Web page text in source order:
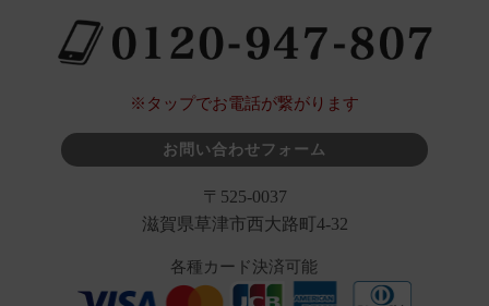
※タップでお電話が繋がります
お問い合わせフォーム
〒525-0037
滋賀県草津市西大路町4-32
各種カード決済可能